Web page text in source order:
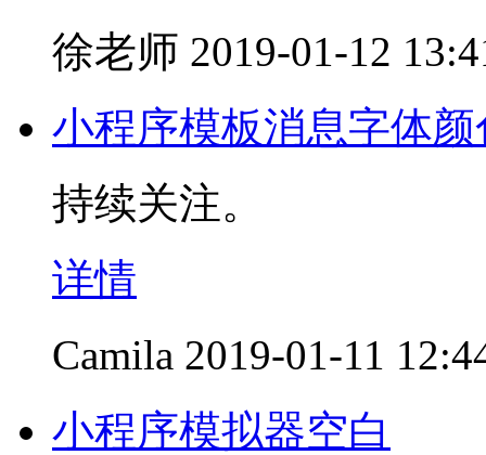
徐老师 2019-01-12
小程序模板消息字体
持续关注。
详情
Camila 2019-01-11
小程序模拟器空白